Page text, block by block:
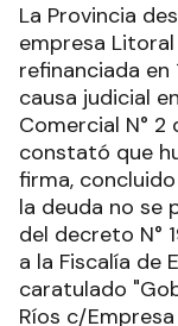
La Provincia
empresa
refinanciada en
causa judicial
Comercial N° 2
constató que
firma,
la deuda no se
del decreto N°
a la Fiscalía de
caratulado
Ríos c/